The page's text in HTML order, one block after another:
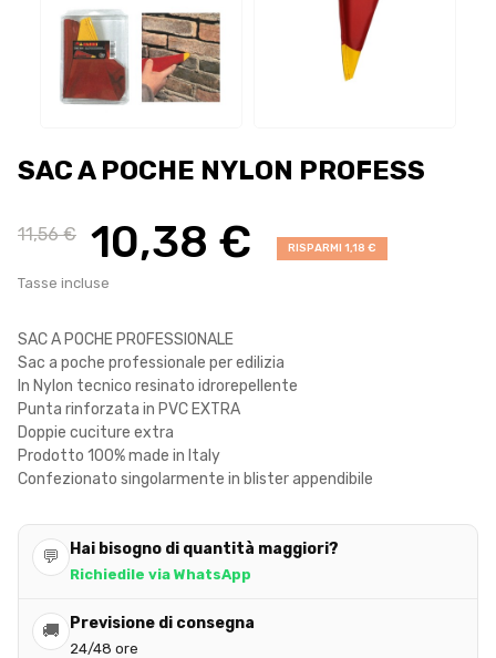
SAC A POCHE NYLON PROFESS
11,56 € 10,38 € RISPARMI 1,18 €
Tasse incluse
SAC A POCHE PROFESSIONALE
Sac a poche professionale per edilizia
In Nylon tecnico resinato idrorepellente
Punta rinforzata in PVC EXTRA
Doppie cuciture extra
Prodotto 100% made in Italy
Confezionato singolarmente in blister appendibile
💬 Hai bisogno di quantità maggiori?
Richiedile via WhatsApp
🚚 Previsione di consegna
24/48 ore